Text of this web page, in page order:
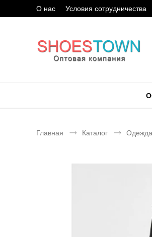
О нас Условия сотрудничества
Главная Каталог Одежда